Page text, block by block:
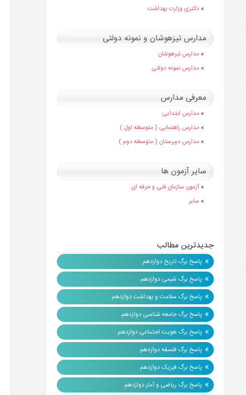
» دکتری وزارت بهداشت
مدارس تیزهوشان و نمونه دولتی
» مدارس تیزهوشان
» مدارس نمونه دولتی
معرفی مدارس
» مدارس ابتدایی
» مدارس راهنمایی ( متوسطه اول )
» مدارس دبیرستان ( متوسطه دوم )
سایر آزمون ها
» آزمون سازمان فنی و حرفه ای
» سایر
جدیدترین مطالب
» پاسخ برگ تاریخ دوازدهم
» پاسخ برگ شیمی دوازدهم
» پاسخ برگ سلامت و بهداشت دوازدهم
» پاسخ برگ جامعه شناسی دوازدهم
» پاسخ برگ هویت اجتماعی دوازدهم
» پاسخ برگ فلسفه دوازدهم
» پاسخ برگ فیزیک دوازدهم
» پاسخ برگ ریاضی و آمار دوازدهم